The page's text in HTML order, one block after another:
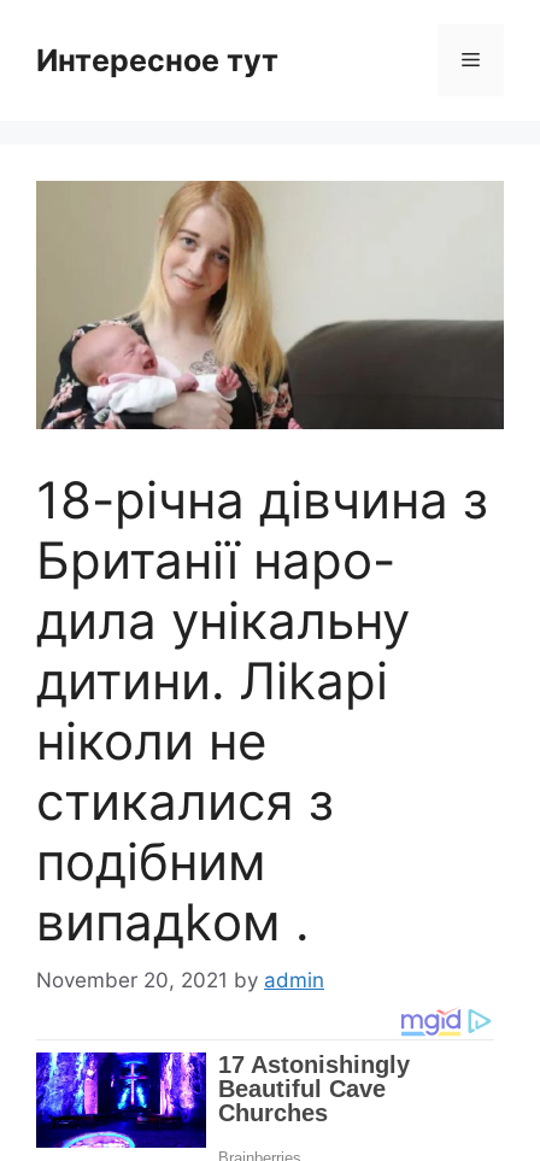
contentИнтересное тут Menu
18-річна дівчина з
Британії наро-
дила унікальну
дитини. Ліkарі
ніколи не
стикалися з
подібним
випадkом .
November 20, 2021 by admin